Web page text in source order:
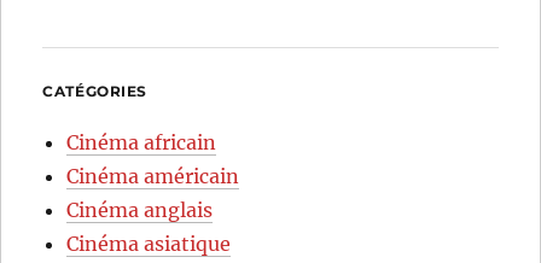
CATÉGORIES
Cinéma africain
Cinéma américain
Cinéma anglais
Cinéma asiatique